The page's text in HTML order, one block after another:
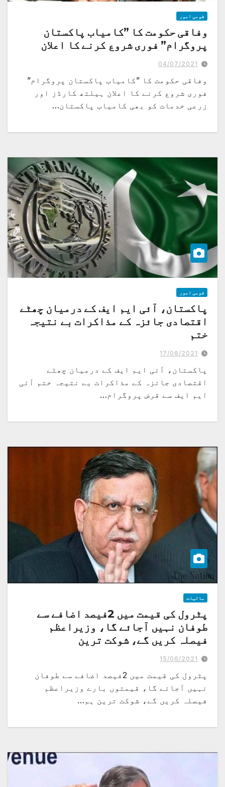
قومی امور
وفاقی حکومت کا ”کامیاب پاکستان
پروگرام” فوری شروع کرنے کا اعلان
04/07/2021
وفاقی حکومت کا ”کامیاب پاکستان پروگرام”
فوری شروع کرنے کا اعلان ہیلتھ کارڈز اور
زرعی خدمات کو بھی کامیاب پاکستان…
قومی امور
پاکستان، آئی ایم ایف کے درمیان چھٹے
اقتصادی جائزہ کے مذاکرات بے نتیجہ
ختم
17/06/2021
پاکستان، آئی ایم ایف کے درمیان چھٹے
اقتصادی جائزہ کے مذاکرات بے نتیجہ ختم آئی
ایم ایف سے قرض پروگرام…
مالیات
پٹرول کی قیمت میں 2فیصد اضافے سے
طوفان نہیں آجائے گا، وزیراعظم
فیصلہ کریں گے، شوکت ترین
15/06/2021
پٹرول کی قیمت میں 2فیصد اضافے سے طوفان
نہیں آجائے گا، قیمتوں بارے وزیراعظم
فیصلہ کریں گے، شوکت ترین ہم…